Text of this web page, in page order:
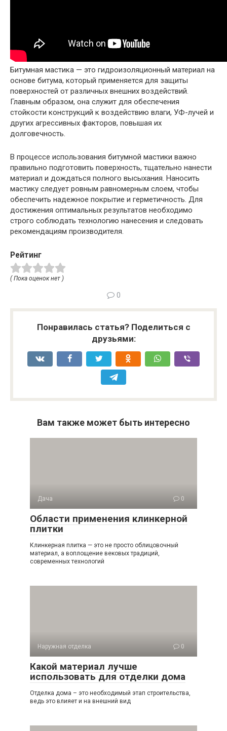
Битумная мастика — это гидроизоляционный материал на
основе битума, который применяется для защиты
поверхностей от различных внешних воздействий.
Главным образом, она служит для обеспечения
стойкости конструкций к воздействию влаги, УФ-лучей и
других агрессивных факторов, повышая их
долговечность.
В процессе использования битумной мастики важно
правильно подготовить поверхность, тщательно нанести
материал и дождаться полного высыхания. Наносить
мастику следует ровным равномерным слоем, чтобы
обеспечить надежное покрытие и герметичность. Для
достижения оптимальных результатов необходимо
строго соблюдать технологию нанесения и следовать
рекомендациям производителя.
Рейтинг
( Пока оценок нет )
0
Понравилась статья? Поделиться с
друзьями:
Вам также может быть интересно
Дача 0
Области применения клинкерной
плитки
Клинкерная плитка — это не просто облицовочный
материал, а воплощение вековых традиций,
современных технологий
Наружная отделка 0
Какой материал лучше
использовать для отделки дома
Отделка дома – это необходимый этап строительства,
ведь это влияет и на внешний вид